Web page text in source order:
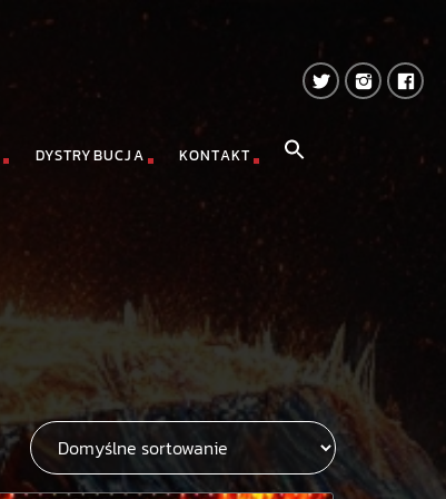
DYSTRYBUCJA KONTAKT